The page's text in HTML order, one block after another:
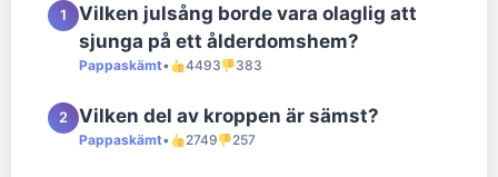
1
Vilken julsång borde vara olaglig att
sjunga på ett ålderdomshem?
Pappaskämt• 4493 383
2 Vilken del av kroppen är sämst?
Pappaskämt• 2749 257